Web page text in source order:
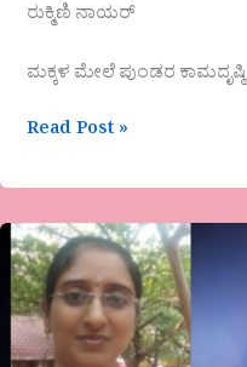
ರುಕ್ಮಿಣಿ ನಾಯರ್
ಮಕ್ಕಳ ಮೇಲೆ ಪುಂಡರ ಕಾಮದೃಷ್ಠಿ
Read Post »
“ಗಜಲ್
(ಸಂಪೂರ್ಣ
ಮತ್ಲ
)”ವಾಣಿಯಡಹಳ್ಳಿ
ಮಠ